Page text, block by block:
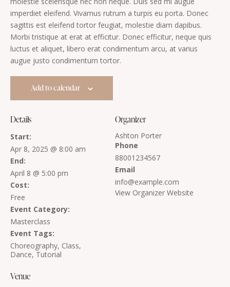
imperdiet eleifend. Vivamus rutrum a turpis eu porta. Donec
sagittis est eleifend tortor feugiat, molestie diam dapibus.
Morbi tristique at erat at efficitur. Donec efficitur, neque quis
luctus et aliquet, libero erat condimentum arcu, at varius
augue justo condimentum tortor.
Add to calendar
Details
Start:
Apr 8, 2025 @ 8:00 am
End:
April 8 @ 5:00 pm
Cost:
Free
Event Category:
Masterclass
Event Tags:
Choreography, Class,
Dance, Tutorial
Organizer
Ashton Porter
Phone
88001234567
Email
info@example.com
View Organizer Website
Venue